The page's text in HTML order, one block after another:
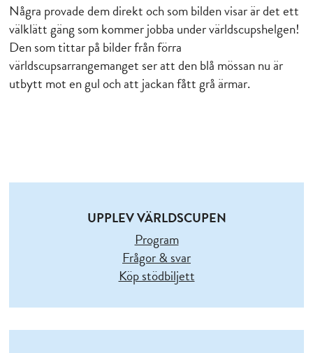
Några provade dem direkt och som bilden visar är det ett
välklätt gäng som kommer jobba under världscupshelgen!
Den som tittar på bilder från förra
världscupsarrangemanget ser att den blå mössan nu är
utbytt mot en gul och att jackan fått grå ärmar.
UPPLEV VÄRLDSCUPEN
Program
Frågor & svar
Köp stödbiljett